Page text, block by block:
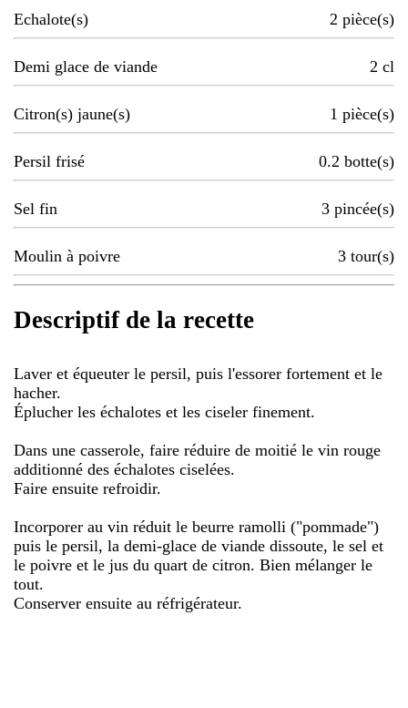
Echalote(s) 2 pièce(s)
Demi glace de viande 2 cl
Citron(s) jaune(s) 1 pièce(s)
Persil frisé 0.2 botte(s)
Sel fin 3 pincée(s)
Moulin à poivre 3 tour(s)
Descriptif de la recette
Laver et équeuter le persil, puis l'essorer fortement et le
hacher.
Éplucher les échalotes et les ciseler finement.
Dans une casserole, faire réduire de moitié le vin rouge
additionné des échalotes ciselées.
Faire ensuite refroidir.
Incorporer au vin réduit le beurre ramolli ("pommade")
puis le persil, la demi-glace de viande dissoute, le sel et
le poivre et le jus du quart de citron. Bien mélanger le
tout.
Conserver ensuite au réfrigérateur.